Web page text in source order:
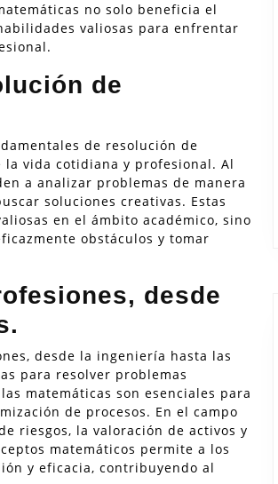
no solo beneficia el
valiosas para enfrentar
de
de resolución de
vida cotidiana y profesional. Al
a analizar problemas de manera
soluciones creativas. Estas
en el ámbito académico, sino
obstáculos y tomar
desde
desde la ingeniería hasta las
para resolver problemas
matemáticas son esenciales para
de procesos. En el campo
riesgos, la valoración de activos y
matemáticos permite a los
y eficacia, contribuyendo al